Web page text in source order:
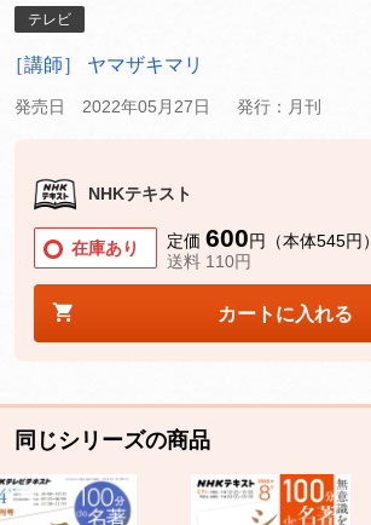
テレビ
［講師］ ヤマザキマリ
発売日 2022年05月27日 発行：月刊
NHKテキスト
在庫あり 定価 600円（本体545円）
送料 110円
カートに入れる
同じシリーズの商品